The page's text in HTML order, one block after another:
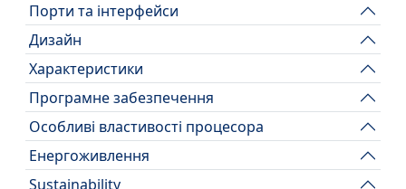
Порти та інтерфейси
Дизайн
Характеристики
Програмне забезпечення
Особливі властивості процесора
Енергоживлення
Sustainability